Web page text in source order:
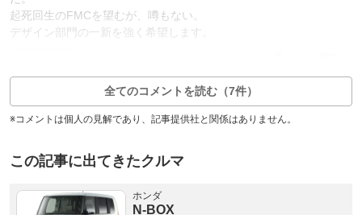
起死回生のFMCを望むが、噂もない。
デザイン部門の一新を強く希望します。
全てのコメントを読む（7件）
※コメントは個人の見解であり、記事提供社と関係はありません。
この記事に出てきたクルマ
ホンダ
N-BOX